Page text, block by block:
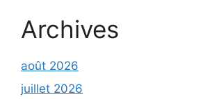
Archives
août 2026
juillet 2026